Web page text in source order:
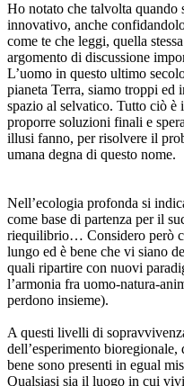
Ho notato che talvolta quando
innovativo, anche
come te che leggi, quella
argomento di discussione
L’uomo in questo ultimo
pianeta Terra, siamo troppi ed
spazio al selvatico. Tutto ciò è
proporre soluzioni finali e
illusi fanno, per risolvere il
umana degna di questo nome.
Nell’ecologia profonda si
come base di partenza per il
riequilibrio… Considero però
lungo ed è bene che vi siano
quali ripartire con nuovi
l’armonia fra uomo-natura-
perdono insieme).
A questi livelli di
dell’esperimento
bene sono presenti in egual
Qualsiasi sia il luogo in cui